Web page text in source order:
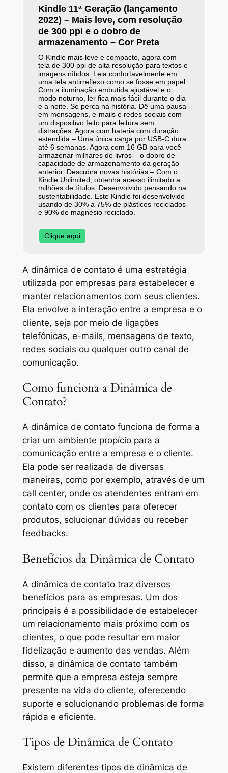
Kindle 11ª Geração (lançamento
2022) – Mais leve, com resolução
de 300 ppi e o dobro de
armazenamento – Cor Preta
O Kindle mais leve e compacto, agora com
tela de 300 ppi de alta resolução para textos e
imagens nítidos. Leia confortavelmente em
uma tela antirreflexo como se fosse em papel.
Com a iluminação embutida ajustável e o
modo noturno, ler fica mais fácil durante o dia
e a noite. Se perca na história. Dê uma pausa
em mensagens, e-mails e redes sociais com
um dispositivo feito para leitura sem
distrações. Agora com bateria com duração
estendida – Uma única carga por USB-C dura
até 6 semanas. Agora com 16 GB para você
armazenar milhares de livros – o dobro de
capacidade de armazenamento da geração
anterior. Descubra novas histórias – Com o
Kindle Unlimited, obtenha acesso ilimitado a
milhões de títulos. Desenvolvido pensando na
sustentabilidade. Este Kindle foi desenvolvido
usando de 30% a 75% de plásticos reciclados
e 90% de magnésio reciclado.
Clique aqui
A dinâmica de contato é uma estratégia
utilizada por empresas para estabelecer e
manter relacionamentos com seus clientes.
Ela envolve a interação entre a empresa e o
cliente, seja por meio de ligações
telefônicas, e-mails, mensagens de texto,
redes sociais ou qualquer outro canal de
comunicação.
Como funciona a Dinâmica de
Contato?
A dinâmica de contato funciona de forma a
criar um ambiente propício para a
comunicação entre a empresa e o cliente.
Ela pode ser realizada de diversas
maneiras, como por exemplo, através de um
call center, onde os atendentes entram em
contato com os clientes para oferecer
produtos, solucionar dúvidas ou receber
feedbacks.
Benefícios da Dinâmica de Contato
A dinâmica de contato traz diversos
benefícios para as empresas. Um dos
principais é a possibilidade de estabelecer
um relacionamento mais próximo com os
clientes, o que pode resultar em maior
fidelização e aumento das vendas. Além
disso, a dinâmica de contato também
permite que a empresa esteja sempre
presente na vida do cliente, oferecendo
suporte e solucionando problemas de forma
rápida e eficiente.
Tipos de Dinâmica de Contato
Existem diferentes tipos de dinâmica de